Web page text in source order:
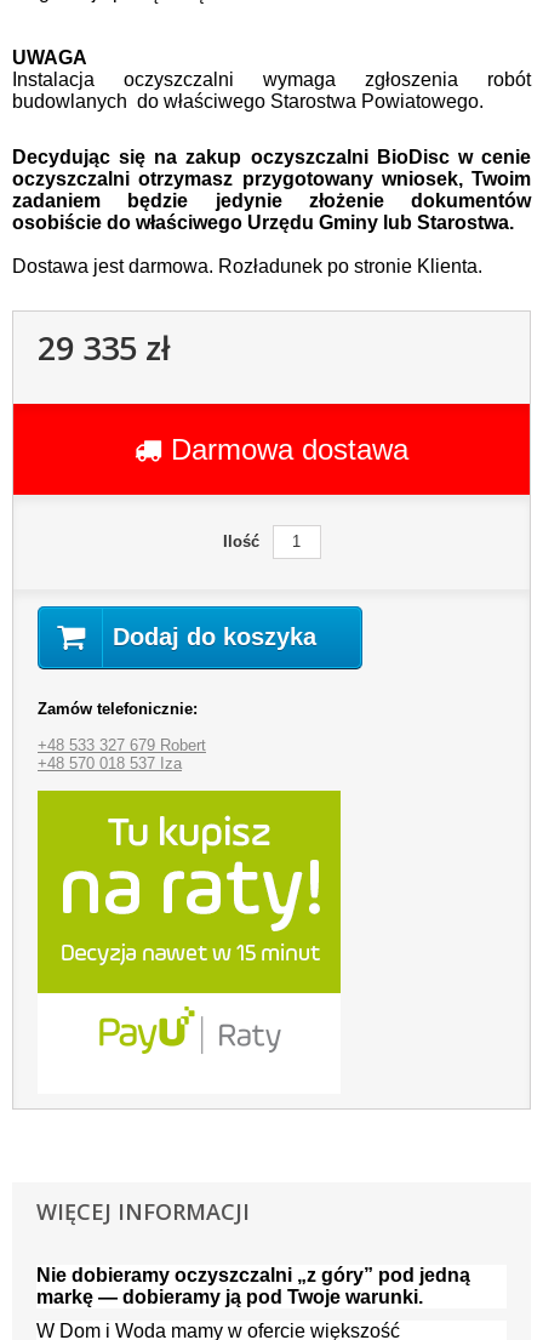
UWAGA
Instalacja oczyszczalni wymaga zgłoszenia robót
budowlanych do właściwego Starostwa Powiatowego.
Decydując się na zakup oczyszczalni BioDisc w cenie
oczyszczalni otrzymasz przygotowany wniosek, Twoim
zadaniem będzie jedynie złożenie dokumentów
osobiście do właściwego Urzędu Gminy lub Starostwa.
Dostawa jest darmowa. Rozładunek po stronie Klienta.
29 335 zł
Darmowa dostawa
Ilość
Dodaj do koszyka
Zamów telefonicznie:
+48 533 327 679 Robert
+48 570 018 537 Iza
WIĘCEJ INFORMACJI
Nie dobieramy oczyszczalni „z góry” pod jedną
markę — dobieramy ją pod Twoje warunki.
W Dom i Woda mamy w ofercie większość